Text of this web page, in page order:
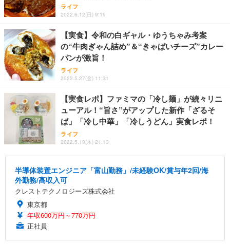
ライフ
2022.6.12(日) 9:19
【実食】令和の白ギャル・ゆうちゃみ考案
の“牛肉ぎゃん詰め”＆“きゃぱいチーズ”カレー
パンが激旨！
ライフ
2022.5.27(金) 11:31
【実食レポ】ファミマの「冷し麺」が続々リニ
ューアル！“旨さ”がアップした新作「ざるそ
ば」「冷し中華」「冷しうどん」実食レポ！
ライフ
2022.5.19(木) 21:13
半導体装置エンジニア「富山勤務」/未経験OK/賞与年2回/海
外勤務/高収入可
クレストテクノロジーズ株式会社
東京都
年収600万円～770万円
正社員